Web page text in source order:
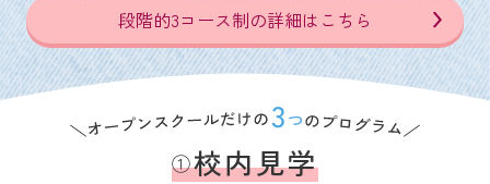
段階的3コース制の詳細はこちら
①校内見学